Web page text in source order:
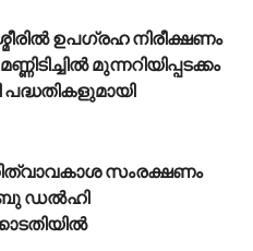
ഉപഗ്രഹ നിരീക്ഷണം
മുന്നറിയിപ്പടക്കം
പദ്ധതികളുമായി
സംരക്ഷണം
ഡൽഹി